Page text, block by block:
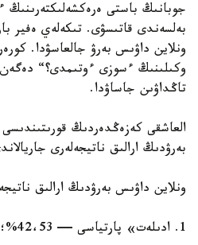
جوبانىڭ باستى
ونلاين داۋىس بەرۋ جالعاسۋدا.
وكىلىنىڭ ءسوزى ءوتىمدى؟“
تاڭداۋىن جاساۋدا.
العاشقى كەزەڭدەردىڭ
بەرۋدىڭ ارالىق ناتيجەلەرى
ونلاين داۋىس بەرۋدىڭ ارالىق
1. ادىلەت» پارتياسى — 42،53%؛